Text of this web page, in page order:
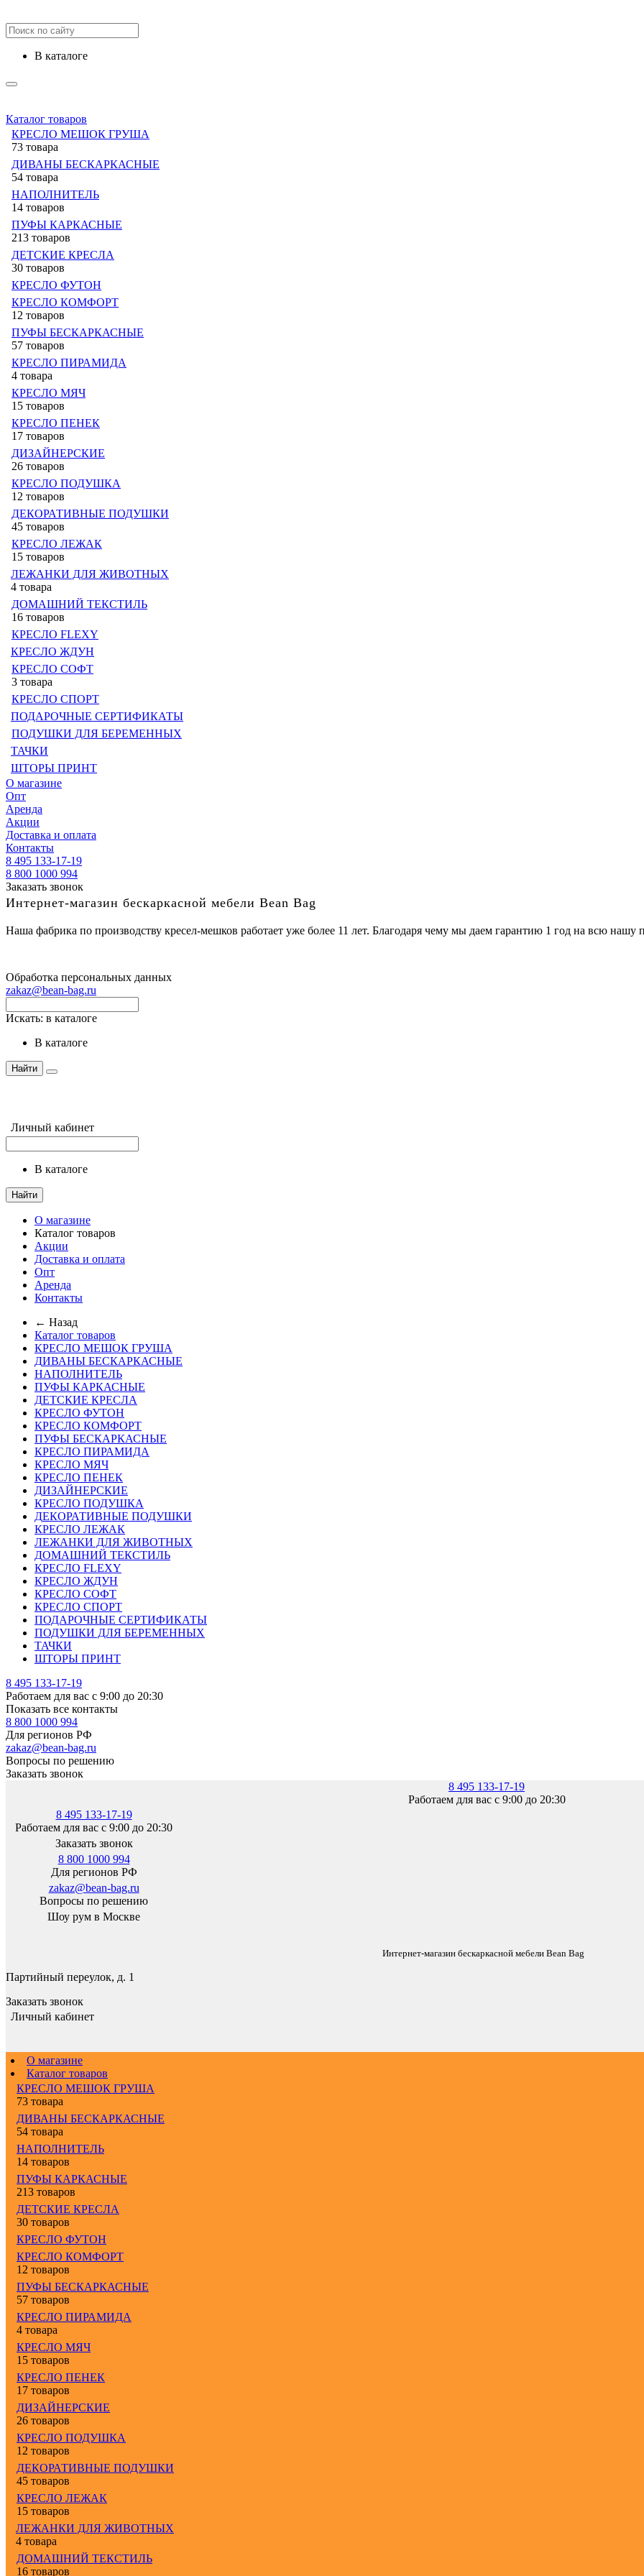
в каталоге
Каталог товаров
КРЕСЛО МЕШОК ГРУША
73 товара
ДИВАНЫ БЕСКАРКАСНЫЕ
54 товара
НАПОЛНИТЕЛЬ
14 товаров
ПУФЫ КАРКАСНЫЕ
213 товаров
ДЕТСКИЕ КРЕСЛА
30 товаров
КРЕСЛО ФУТОН
КРЕСЛО КОМФОРТ
12 товаров
ПУФЫ БЕСКАРКАСНЫЕ
57 товаров
КРЕСЛО ПИРАМИДА
4 товара
КРЕСЛО МЯЧ
15 товаров
КРЕСЛО ПЕНЕК
17 товаров
ДИЗАЙНЕРСКИЕ
26 товаров
КРЕСЛО ПОДУШКА
12 товаров
ДЕКОРАТИВНЫЕ ПОДУШКИ
45 товаров
КРЕСЛО ЛЕЖАК
15 товаров
ЛЕЖАНКИ ДЛЯ ЖИВОТНЫХ
4 товара
ДОМАШНИЙ ТЕКСТИЛЬ
16 товаров
КРЕСЛО FLEXY
КРЕСЛО ЖДУН
КРЕСЛО СОФТ
3 товара
КРЕСЛО СПОРТ
ПОДАРОЧНЫЕ СЕРТИФИКАТЫ
ПОДУШКИ ДЛЯ БЕРЕМЕННЫХ
ТАЧКИ
ШТОРЫ ПРИНТ
О магазине
Опт
Аренда
Акции
Доставка и оплата
Контакты
8 495 133-17-19
8 800 1000 994
Заказать звонок
Интернет-магазин бескаркасной мебели Bean Bag
Наша фабрика по производству кресел-мешков работает уже более 11 лет. Благодаря чему мы даем гарантию 1 год на всю нашу
Обработка персональных данных
zakaz@bean-bag.ru
Искать: в каталоге
в каталоге
Найти
Личный кабинет
в каталоге
Найти
О магазине
Каталог товаров
Акции
Доставка и оплата
Опт
Аренда
Контакты
← Назад
Каталог товаров
КРЕСЛО МЕШОК ГРУША
ДИВАНЫ БЕСКАРКАСНЫЕ
НАПОЛНИТЕЛЬ
ПУФЫ КАРКАСНЫЕ
ДЕТСКИЕ КРЕСЛА
КРЕСЛО ФУТОН
КРЕСЛО КОМФОРТ
ПУФЫ БЕСКАРКАСНЫЕ
КРЕСЛО ПИРАМИДА
КРЕСЛО МЯЧ
КРЕСЛО ПЕНЕК
ДИЗАЙНЕРСКИЕ
КРЕСЛО ПОДУШКА
ДЕКОРАТИВНЫЕ ПОДУШКИ
КРЕСЛО ЛЕЖАК
ЛЕЖАНКИ ДЛЯ ЖИВОТНЫХ
ДОМАШНИЙ ТЕКСТИЛЬ
КРЕСЛО FLEXY
КРЕСЛО ЖДУН
КРЕСЛО СОФТ
КРЕСЛО СПОРТ
ПОДАРОЧНЫЕ СЕРТИФИКАТЫ
ПОДУШКИ ДЛЯ БЕРЕМЕННЫХ
ТАЧКИ
ШТОРЫ ПРИНТ
8 495 133-17-19
Работаем для вас с 9:00 до 20:30
Показать все контакты
8 800 1000 994
Для регионов РФ
zakaz@bean-bag.ru
Вопросы по решению
Заказать звонок
8 495 133-17-19
Работаем для вас с 9:00 до 20:30
8 495 133-17-19
Работаем для вас с 9:00 до 20:30
Заказать звонок
8 800 1000 994
Для регионов РФ
zakaz@bean-bag.ru
Вопросы по решению
Шоу рум в Москве
Интернет-магазин бескаркасной мебели Bean Bag
Партийный переулок, д. 1
Заказать звонок
Личный кабинет
О магазине
Каталог товаров
КРЕСЛО МЕШОК ГРУША
73 товара
ДИВАНЫ БЕСКАРКАСНЫЕ
54 товара
НАПОЛНИТЕЛЬ
14 товаров
ПУФЫ КАРКАСНЫЕ
213 товаров
ДЕТСКИЕ КРЕСЛА
30 товаров
КРЕСЛО ФУТОН
КРЕСЛО КОМФОРТ
12 товаров
ПУФЫ БЕСКАРКАСНЫЕ
57 товаров
КРЕСЛО ПИРАМИДА
4 товара
КРЕСЛО МЯЧ
15 товаров
КРЕСЛО ПЕНЕК
17 товаров
ДИЗАЙНЕРСКИЕ
26 товаров
КРЕСЛО ПОДУШКА
12 товаров
ДЕКОРАТИВНЫЕ ПОДУШКИ
45 товаров
КРЕСЛО ЛЕЖАК
15 товаров
ЛЕЖАНКИ ДЛЯ ЖИВОТНЫХ
4 товара
ДОМАШНИЙ ТЕКСТИЛЬ
16 товаров